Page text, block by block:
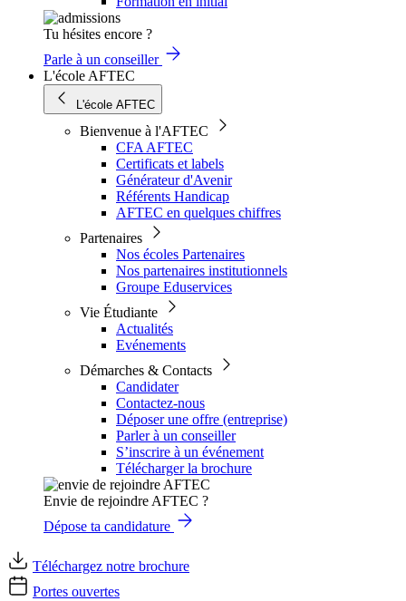
Tu hésites encore ?
Parle à un conseiller
L'école AFTEC
L'école AFTEC
Bienvenue à l'AFTEC
CFA AFTEC
Certificats et labels
Générateur d'Avenir
Référents Handicap
AFTEC en quelques chiffres
Partenaires
Nos écoles Partenaires
Nos partenaires institutionnels
Groupe Eduservices
Vie Étudiante
Actualités
Evénements
Démarches & Contacts
Candidater
Contactez-nous
Déposer une offre (entreprise)
Parler à un conseiller
S’inscrire à un événement
Télécharger la brochure
Envie de rejoindre AFTEC ?
Dépose ta candidature
Téléchargez notre brochure
Portes ouvertes